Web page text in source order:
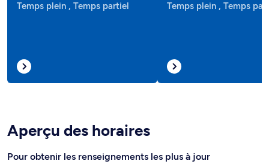
Temps plein , Temps partiel
Temps plein , Temps
Aperçu des horaires
Pour obtenir les renseignements les plus à jour